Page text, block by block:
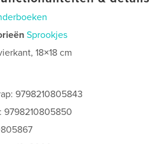
Sprookjes
18×18 cm
9798210805843
9798210805850